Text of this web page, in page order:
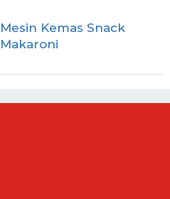
Mesin Kemas Snack
Makaroni